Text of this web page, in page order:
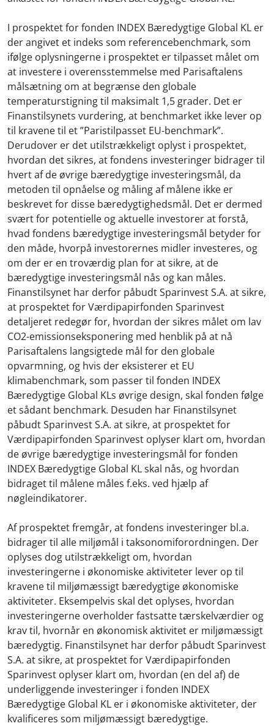
I prospektet for fonden INDEX Bæredygtige Global KL er
der angivet et indeks som referencebenchmark, som
ifølge oplysningerne i prospektet er tilpasset målet om
at investere i overensstemmelse med Parisaftalens
målsætning om at begrænse den globale
temperaturstigning til maksimalt 1,5 grader. Det er
Finanstilsynets vurdering, at benchmarket ikke lever op
til kravene til et ”Paristilpasset EU-benchmark”.
Derudover er det utilstrækkeligt oplyst i prospektet,
hvordan det sikres, at fondens investeringer bidrager til
hvert af de øvrige bæredygtige investeringsmål, da
metoden til opnåelse og måling af målene ikke er
beskrevet for disse bæredygtighedsmål. Det er dermed
svært for potentielle og aktuelle investorer at forstå,
hvad fondens bæredygtige investeringsmål betyder for
den måde, hvorpå investorernes midler investeres, og
om der er en troværdig plan for at sikre, at de
bæredygtige investeringsmål nås og kan måles.
Finanstilsynet har derfor påbudt Sparinvest S.A. at sikre,
at prospektet for Værdipapirfonden Sparinvest
detaljeret redegør for, hvordan der sikres målet om lav
CO2-emissionseksponering med henblik på at nå
Parisaftalens langsigtede mål for den globale
opvarmning, og hvis der eksisterer et EU
klimabenchmark, som passer til fonden INDEX
Bæredygtige Global KLs øvrige design, skal fonden følge
et sådant benchmark. Desuden har Finanstilsynet
påbudt Sparinvest S.A. at sikre, at prospektet for
Værdipapirfonden Sparinvest oplyser klart om, hvordan
de øvrige bæredygtige investeringsmål for fonden
INDEX Bæredygtige Global KL skal nås, og hvordan
bidraget til målene måles f.eks. ved hjælp af
nøgleindikatorer.
Af prospektet fremgår, at fondens investeringer bl.a.
bidrager til alle miljømål i taksonomiforordningen. Der
oplyses dog utilstrækkeligt om, hvordan
investeringerne i økonomiske aktiviteter lever op til
kravene til miljømæssigt bæredygtige økonomiske
aktiviteter. Eksempelvis skal det oplyses, hvordan
investeringerne overholder fastsatte tærskelværdier og
krav til, hvornår en økonomisk aktivitet er miljømæssigt
bæredygtig. Finanstilsynet har derfor påbudt Sparinvest
S.A. at sikre, at prospektet for Værdipapirfonden
Sparinvest oplyser klart om, hvordan (en del af) de
underliggende investeringer i fonden INDEX
Bæredygtige Global KL er i økonomiske aktiviteter, der
kvalificeres som miljømæssigt bæredygtige.